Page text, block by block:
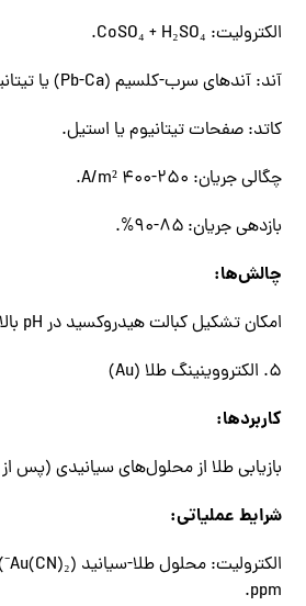
الکترولیت: CoSO₄ + H₂SO₄.
آند: آندهای سرب-کلسیم (Pb-Ca) یا تیتانیوم MMO.
کاتد: صفحات تیتانیوم یا استیل.
چگالی جریان: ۲۵۰-۴۰۰ A/m².
بازدهی جریان: ۸۵-۹۰%.
چالش‌ها:
امکان تشکیل کبالت هیدروکسید در pH بالا.
۵. الکترووینینگ طلا (Au)
کاربردها:
بازیابی طلا از محلول‌های سیانیدی (پس
شرایط عملیاتی:
ppm.